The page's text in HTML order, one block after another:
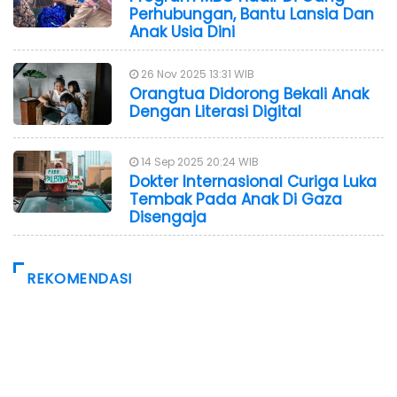
Perhubungan, Bantu Lansia Dan
Anak Usia Dini
26 Nov 2025 13:31 WIB
Orangtua Didorong Bekali Anak
Dengan Literasi Digital
14 Sep 2025 20:24 WIB
Dokter Internasional Curiga Luka
Tembak Pada Anak Di Gaza
Disengaja
REKOMENDASI